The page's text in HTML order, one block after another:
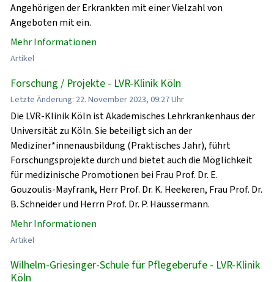
Angehörigen der Erkrankten mit einer Vielzahl von
Angeboten mit ein.
Mehr Informationen
Artikel
Forschung / Projekte - LVR-Klinik Köln
Letzte Änderung: 22. November 2023, 09:27 Uhr
Die LVR-Klinik Köln ist Akademisches Lehrkrankenhaus der
Universität zu Köln. Sie beteiligt sich an der
Mediziner*innenausbildung (Praktisches Jahr), führt
Forschungsprojekte durch und bietet auch die Möglichkeit
für medizinische Promotionen bei Frau Prof. Dr. E.
Gouzoulis-Mayfrank, Herr Prof. Dr. K. Heekeren, Frau Prof. Dr.
B. Schneider und Herrn Prof. Dr. P. Häussermann.
Mehr Informationen
Artikel
Wilhelm-Griesinger-Schule für Pflegeberufe - LVR-Klinik
Köln